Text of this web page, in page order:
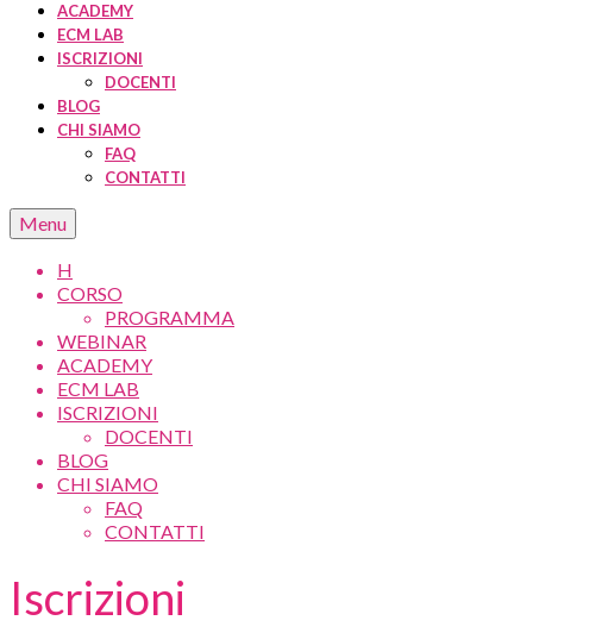
ACADEMY
ECM LAB
ISCRIZIONI
DOCENTI
BLOG
CHI SIAMO
FAQ
CONTATTI
Menu
H
CORSO
PROGRAMMA
WEBINAR
ACADEMY
ECM LAB
ISCRIZIONI
DOCENTI
BLOG
CHI SIAMO
FAQ
CONTATTI
Iscrizioni